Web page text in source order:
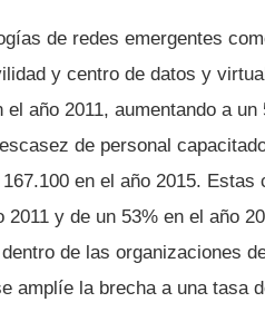
de redes emergentes
y centro de datos y
el año 2011, aumentando a
de personal
en el año 2015.
2011 y de un 53% en el año
de las organizaciones
amplí­e la brecha a una tasa